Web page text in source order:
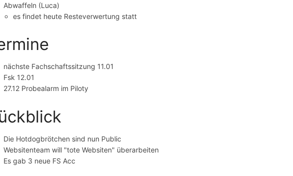
Abwaffeln (Luca)
es findet heute Resteverwertung statt
nächste Fachschaftssitzung 11.01
Fsk 12.01
27.12 Probealarm im Piloty
Die Hotdogbrötchen sind nun Public
Websitenteam will "tote Websiten" überarbeiten
Es gab 3 neue FS Acc